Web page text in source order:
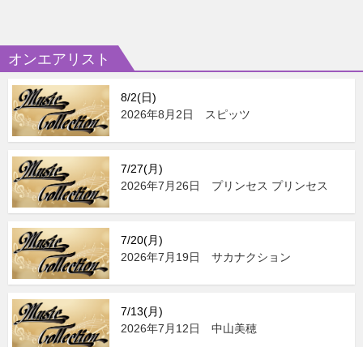
オンエアリスト
8/2(日)
2026年8月2日 スピッツ
7/27(月)
2026年7月26日 プリンセス プリンセス
7/20(月)
2026年7月19日 サカナクション
7/13(月)
2026年7月12日 中山美穂